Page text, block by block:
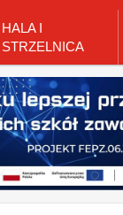
HALA I
STRZELNICA